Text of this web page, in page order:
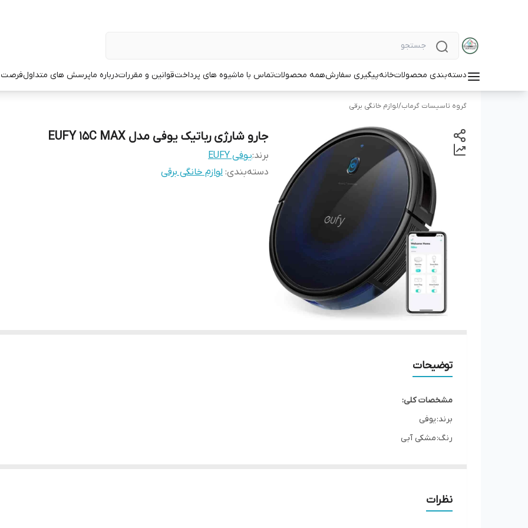
دسته‌بندی محصولاتخانهپیگیری سفارشهمه محصولاتتماس با ماشیوه های پرداختقوانین و مقرراتدرباره ماپرسش های متداول
گروه تاسیسات گرماب/لوازم خانگی برقی
جارو شارژی رباتیک یوفی مدل EUFY 15C MAX
برند:یوفی EUFY
دسته‌بندی: لوازم خانگی برقی
توضیحات
مشخصات کلی:
برند: یوفی
رنگ: مشکی آبی
اتصال دهنده: اتصال بی سیم (WiFi), بلوتوث, نرم افزار eufy Home
گنجایش مخزن جاروبرقی: 0.6 لیتر
نظرات